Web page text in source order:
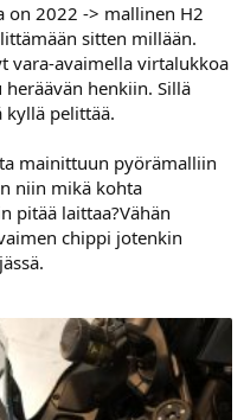
2022 -> mallinen H2
sitten millään.
vara-avaimella virtalukkoa
henkiin. Sillä
kyllä pelittää.
mainittuun pyörämalliin
niin mikä kohta
pitää laittaa?Vähän
chippi jotenkin